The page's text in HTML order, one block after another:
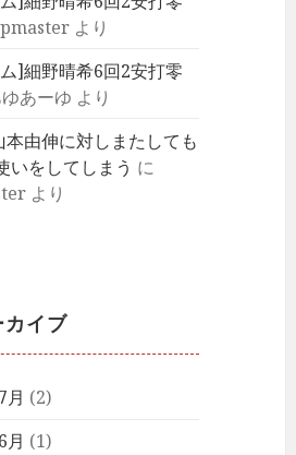
より
]細野晴希6回2安打零
あーゆ より
由伸に対しまたしても
いをしてしまう に
より
カイブ
月 (2)
月 (1)